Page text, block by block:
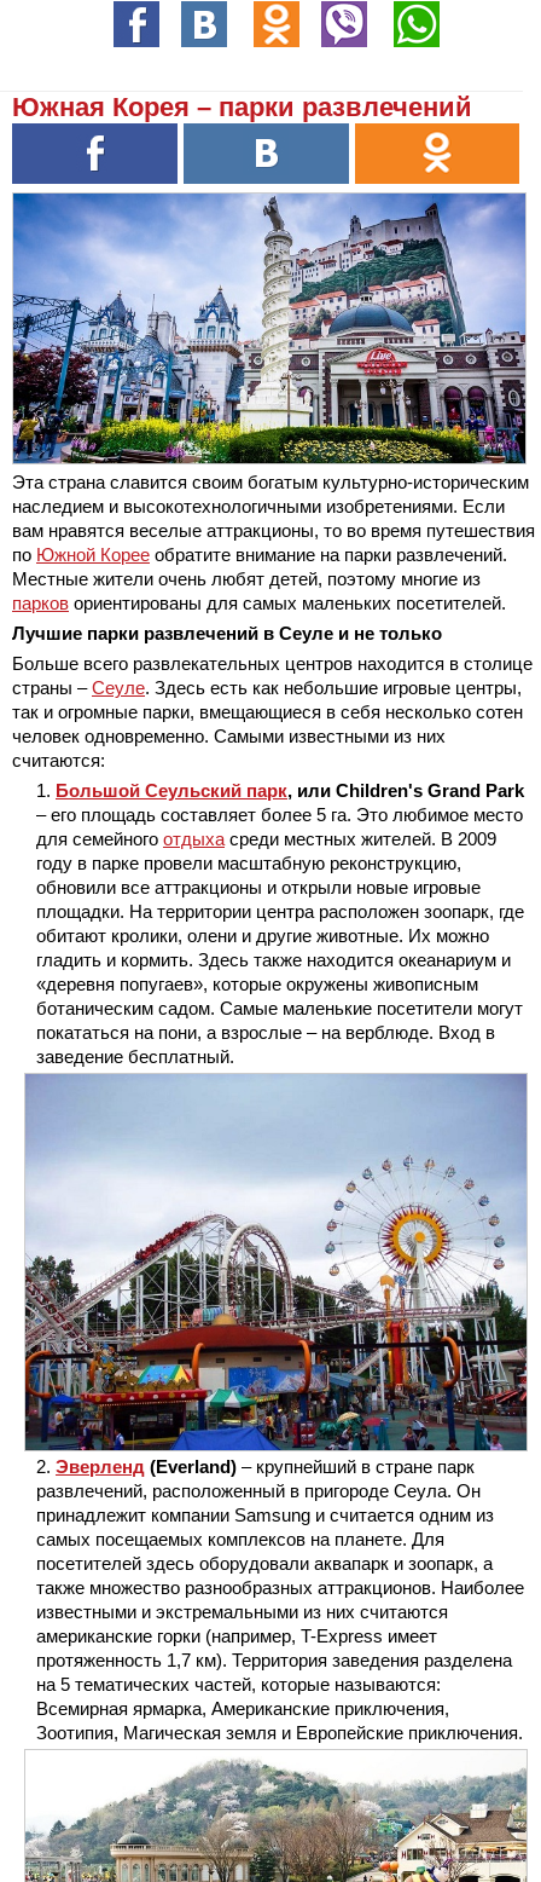
Южная Корея – парки развлечений
Эта страна славится своим богатым культурно-историческим
наследием и высокотехнологичными изобретениями. Если
вам нравятся веселые аттракционы, то во время путешествия
по Южной Корее обратите внимание на парки развлечений.
Местные жители очень любят детей, поэтому многие из
парков ориентированы для самых маленьких посетителей.
Лучшие парки развлечений в Сеуле и не только
Больше всего развлекательных центров находится в столице
страны –Сеуле. Здесь есть как небольшие игровые центры,
так и огромные парки, вмещающиеся в себя несколько сотен
человек одновременно. Самыми известными из них
считаются:
Большой Сеульский парк, или Children's Grand Park
– его площадь составляет более 5 га. Это любимое место
для семейного отдыха среди местных жителей. В 2009
году в парке провели масштабную реконструкцию,
обновили все аттракционы и открыли новые игровые
площадки. На территории центра расположен зоопарк, где
обитают кролики, олени и другие животные. Их можно
гладить и кормить. Здесь также находится океанариум и
«деревня попугаев», которые окружены живописным
ботаническим садом. Самые маленькие посетители могут
покататься на пони, а взрослые – на верблюде. Вход в
заведение бесплатный.
Эверленд (Everland) – крупнейший в стране парк
развлечений, расположенный в пригороде Сеула. Он
принадлежит компании Samsung и считается одним из
самых посещаемых комплексов на планете. Для
посетителей здесь оборудовали аквапарк и зоопарк, а
также множество разнообразных аттракционов. Наиболее
известными и экстремальными из них считаются
американские горки (например, T-Express имеет
протяженность 1,7 км). Территория заведения разделена
на 5 тематических частей, которые называются:
Всемирная ярмарка, Американские приключения,
Зоотипия, Магическая земля и Европейские приключения.